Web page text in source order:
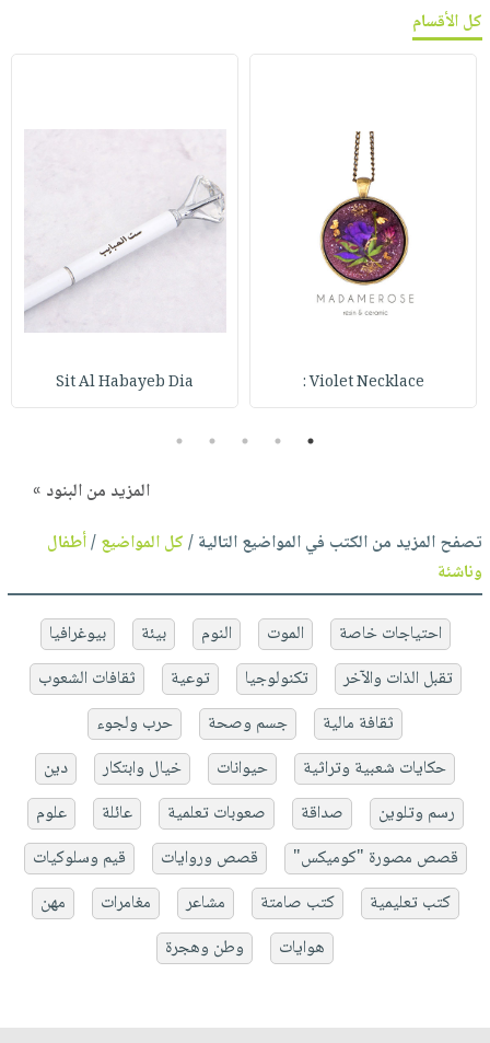
كل الأقسام
Violet Necklace :
Sit Al Habayeb Dia
1
2
3
4
5
المزيد من البنود »
تصفح المزيد من الكتب في المواضيع التالية /كل المواضيع/أطفال
وناشئة
احتياجات خاصة الموت النوم بيئة
بيوغرافيا
تقبل الذات والآخر
تكنولوجيا توعية
ثقافات الشعوب
ثقافة مالية
جسم وصحة
حرب ولجوء
حكايات شعبية وتراثية
حيوانات خيال وابتكار
دين
رسم وتلوين
صداقة صعوبات تعلمية عائلة
علوم
قصص مصورة "كوميكس"
قصص وروايات
قيم وسلوكيات
كتب تعليمية
كتب صامتة مشاعر مغامرات
مهن
هوايات
وطن وهجرة